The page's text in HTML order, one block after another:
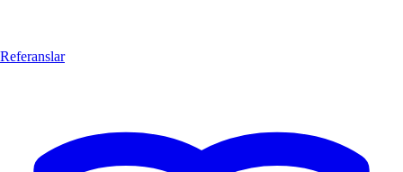
Referanslar